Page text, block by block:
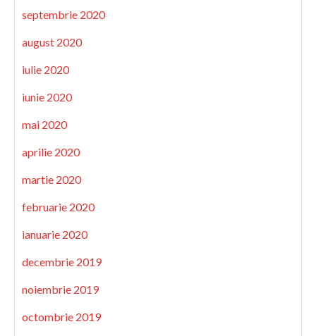
septembrie 2020
august 2020
iulie 2020
iunie 2020
mai 2020
aprilie 2020
martie 2020
februarie 2020
ianuarie 2020
decembrie 2019
noiembrie 2019
octombrie 2019